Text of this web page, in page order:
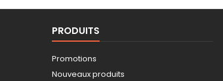
PRODUITS
Promotions
Nouveaux produits